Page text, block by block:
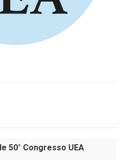
50° Congresso UEA